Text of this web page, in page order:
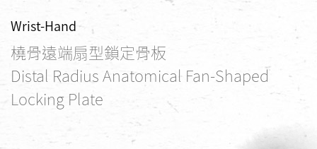
Wrist-Hand
橈骨遠端扇型鎖定骨板
Distal Radius Anatomical Fan-Shaped
Locking Plate